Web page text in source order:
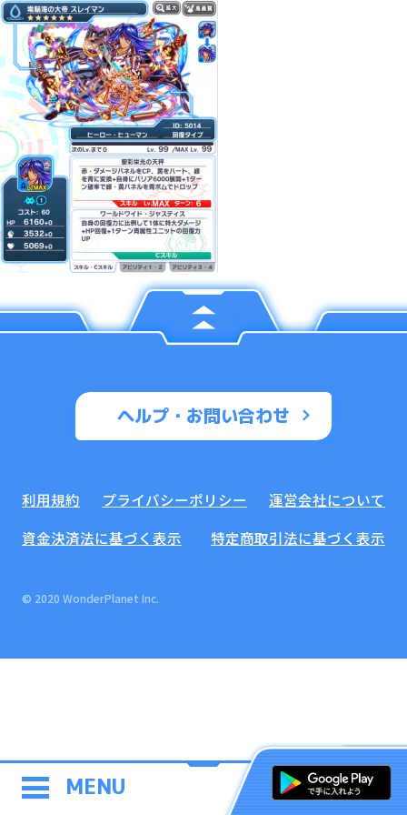
MENU
ヘルプ・お問い合わせ
利用規約 プライバシーポリシー
運営会社について
資金決済法に基づく表示
特定商取引法に基づく表示
© 2020 WonderPlanet Inc.